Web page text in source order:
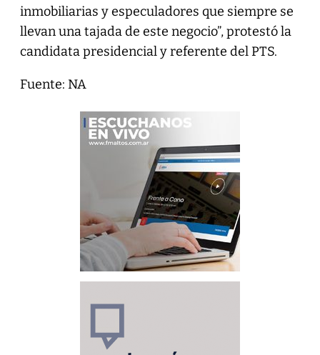
inmobiliarias y especuladores que siempre se
llevan una tajada de este negocio”, protestó la
candidata presidencial y referente del PTS.
Fuente: NA